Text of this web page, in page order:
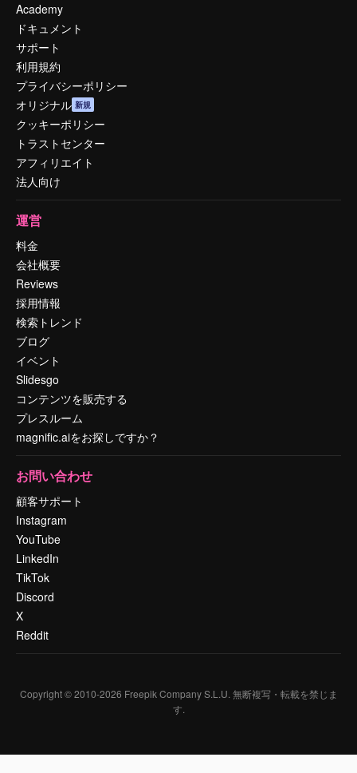
Academy
ドキュメント
サポート
利用規約
プライバシーポリシー
オリジナル 新規
クッキーポリシー
トラストセンター
アフィリエイト
法人向け
運営
料金
会社概要
Reviews
採用情報
検索トレンド
ブログ
イベント
Slidesgo
コンテンツを販売する
プレスルーム
magnific.aiをお探しですか？
お問い合わせ
顧客サポート
Instagram
YouTube
LinkedIn
TikTok
Discord
X
Reddit
Copyright © 2010-2026 Freepik Company S.L.U. 無断複写・転載を禁じま
す.